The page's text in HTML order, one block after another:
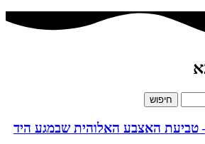
חיפוש
– טביעת האצבע האלוהית שבמגע היד